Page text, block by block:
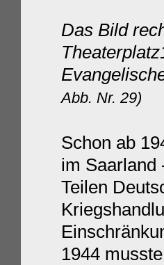
Das Bild
Abb. Nr. 29)
Schon ab
im Saarland
Teilen
1944